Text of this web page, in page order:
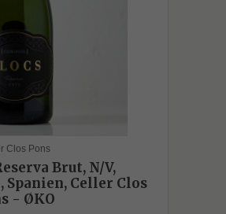
Clos Pons
Brut, N/V,
Spanien, Celler Clos
- ØKO